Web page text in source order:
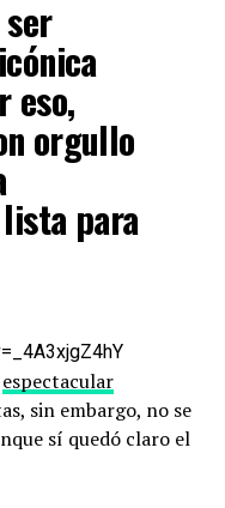
eso,
orgullo
para
espectacular
sin embargo, no se
sí quedó claro el